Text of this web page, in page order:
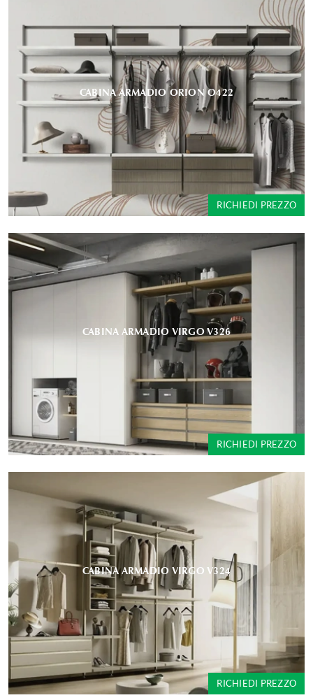
CABINA ARMADIO ORION O422
RICHIEDI PREZZO
CABINA ARMADIO VIRGO V326
RICHIEDI PREZZO
CABINA ARMADIO VIRGO V324
RICHIEDI PREZZO